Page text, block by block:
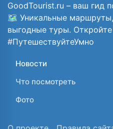
GoodTourist.ru – ваш гид
🗺️ Уникальные
выгодные туры.
#ПутешествуйтеУмно
Новости
Что посмотреть
Фото